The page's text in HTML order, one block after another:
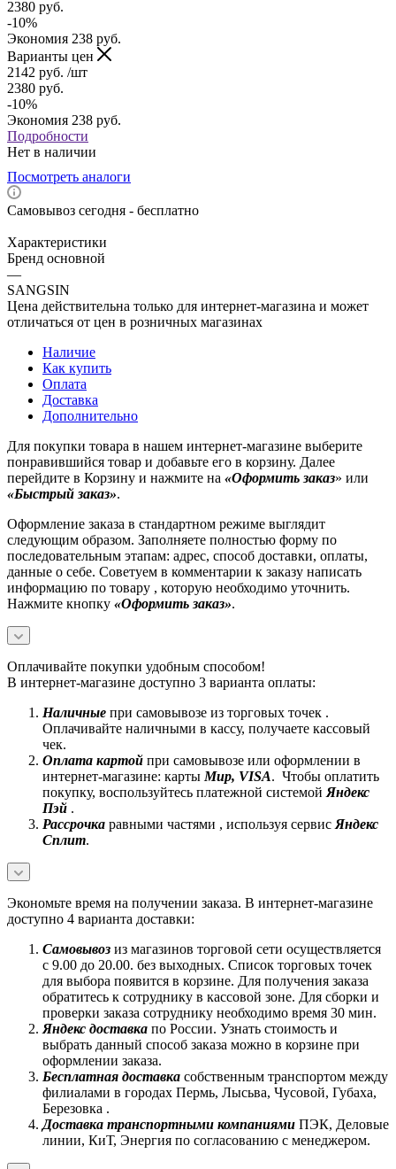
2380 руб.
-10%
Экономия 238 руб.
Варианты цен
2142 руб. /шт
2380 руб.
-10%
Экономия 238 руб.
Подробности
Нет в наличии
Посмотреть аналоги
Самовывоз сегодня - бесплатно
Характеристики
Бренд основной
—
SANGSIN
Цена действительна только для интернет-магазина и может
отличаться от цен в розничных магазинах
Наличие
Как купить
Оплата
Доставка
Дополнительно
Для покупки товара в нашем интернет-магазине выберите
понравившийся товар и добавьте его в корзину. Далее
перейдите в Корзину и нажмите на «Оформить заказ» или
«Быстрый заказ».
Оформление заказа в стандартном режиме выглядит
следующим образом. Заполняете полностью форму по
последовательным этапам: адрес, способ доставки, оплаты,
данные о себе. Советуем в комментарии к заказу написать
информацию по товару , которую необходимо уточнить.
Нажмите кнопку «Оформить заказ».
Оплачивайте покупки удобным способом!
В интернет-магазине доступно 3 варианта оплаты:
Наличные при самовывозе из торговых точек .
Оплачивайте наличными в кассу, получаете кассовый
чек.
Оплата картой при самовывозе или оформлении в
интернет-магазине: карты Mир, VISA. Чтобы оплатить
покупку, воспользуйтесь платежной системой Яндекс
Пэй .
Рассрочка равными частями , используя сервис Яндекс
Сплит.
Экономьте время на получении заказа. В интернет-магазине
доступно 4 варианта доставки:
Самовывоз из магазинов торговой сети осуществляется
с 9.00 до 20.00. без выходных. Список торговых точек
для выбора появится в корзине. Для получения заказа
обратитесь к сотруднику в кассовой зоне. Для сборки и
проверки заказа сотруднику необходимо время 30 мин.
Яндекс доставка по России. Узнать стоимость и
выбрать данный способ заказа можно в корзине при
оформлении заказа.
Бесплатная доставка собственным транспортом между
филиалами в городах Пермь, Лысьва, Чусовой, Губаха,
Березовка .
Доставка транспортными компаниями ПЭК, Деловые
линии, КиТ, Энергия по согласованию с менеджером.